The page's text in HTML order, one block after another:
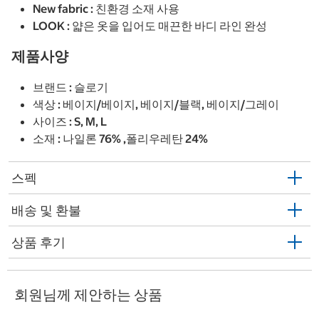
New fabric : 친환경 소재 사용
LOOK : 얇은 옷을 입어도 매끈한 바디 라인 완성
제품사양
브랜드 : 슬로기
색상 : 베이지/베이지, 베이지/블랙, 베이지/그레이
사이즈 : S, M, L
소재 : 나일론 76% ,폴리우레탄 24%
스펙
배송 및 환불
상품 후기
회원님께 제안하는 상품